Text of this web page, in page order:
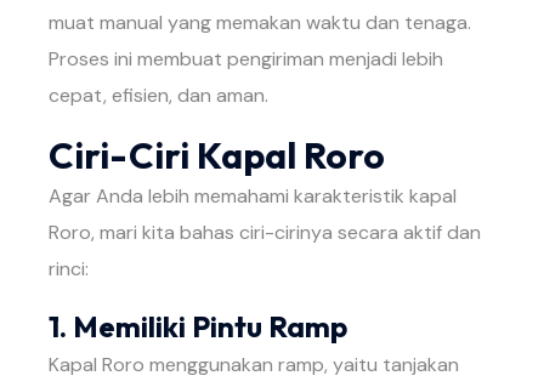
muat manual yang memakan waktu dan tenaga.
Proses ini membuat pengiriman menjadi lebih
cepat, efisien, dan aman.
Ciri-Ciri Kapal Roro
Agar Anda lebih memahami karakteristik kapal
Roro, mari kita bahas ciri-cirinya secara aktif dan
rinci:
1. Memiliki Pintu Ramp
Kapal Roro menggunakan ramp, yaitu tanjakan